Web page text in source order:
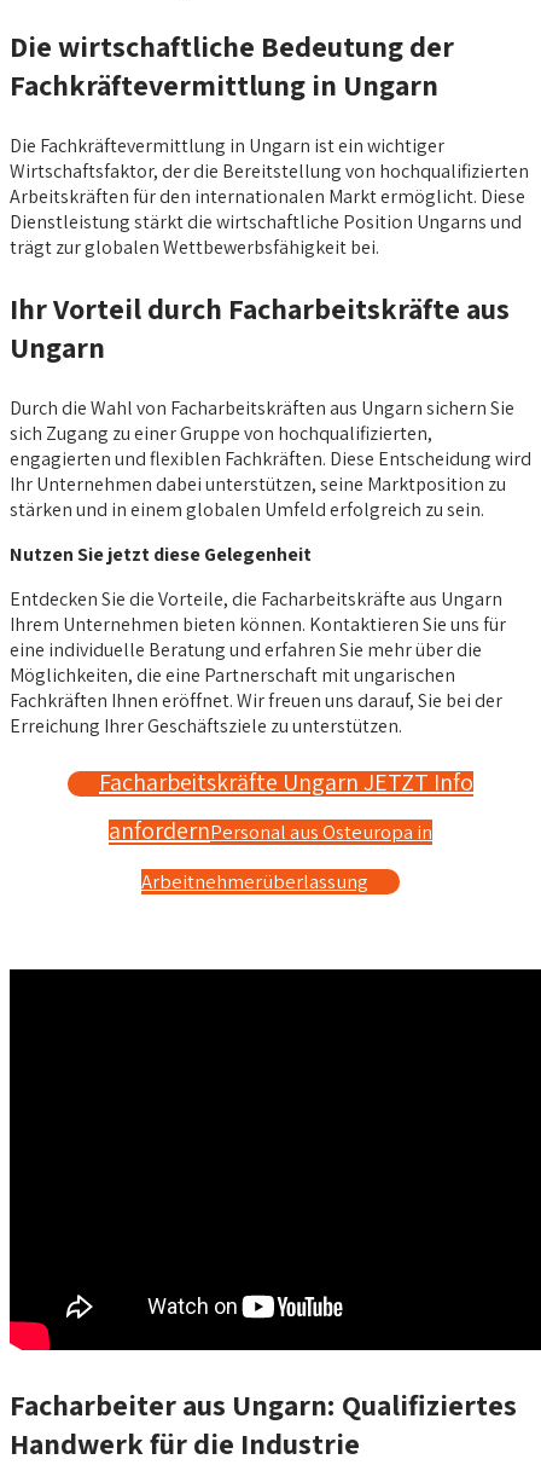
Die wirtschaftliche Bedeutung der
Fachkräftevermittlung in Ungarn
Die Fachkräftevermittlung in Ungarn ist ein wichtiger
Wirtschaftsfaktor, der die Bereitstellung von hochqualifizierten
Arbeitskräften für den internationalen Markt ermöglicht. Diese
Dienstleistung stärkt die wirtschaftliche Position Ungarns und
trägt zur globalen Wettbewerbsfähigkeit bei.
Ihr Vorteil durch Facharbeitskräfte aus
Ungarn
Durch die Wahl von Facharbeitskräften aus Ungarn sichern Sie
sich Zugang zu einer Gruppe von hochqualifizierten,
engagierten und flexiblen Fachkräften. Diese Entscheidung wird
Ihr Unternehmen dabei unterstützen, seine Marktposition zu
stärken und in einem globalen Umfeld erfolgreich zu sein.
Nutzen Sie jetzt diese Gelegenheit
Entdecken Sie die Vorteile, die Facharbeitskräfte aus Ungarn
Ihrem Unternehmen bieten können. Kontaktieren Sie uns für
eine individuelle Beratung und erfahren Sie mehr über die
Möglichkeiten, die eine Partnerschaft mit ungarischen
Fachkräften Ihnen eröffnet. Wir freuen uns darauf, Sie bei der
Erreichung Ihrer Geschäftsziele zu unterstützen.
Facharbeitskräfte Ungarn JETZT Info
anfordernPersonal aus Osteuropa in
Arbeitnehmerüberlassung
Facharbeiter aus Ungarn: Qualifiziertes
Handwerk für die Industrie